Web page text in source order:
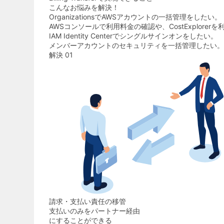
こんなお悩みを解決！
OrganizationsでAWSアカウントの一括管理をしたい。
AWSコンソールで利用料金の確認や、CostExplorerを利
IAM Identity Centerでシングルサインオンをしたい。
メンバーアカウントのセキュリティを一括管理したい。
解決 01
請求・支払い責任の移管
支払いのみをパートナー経由
にすることができる